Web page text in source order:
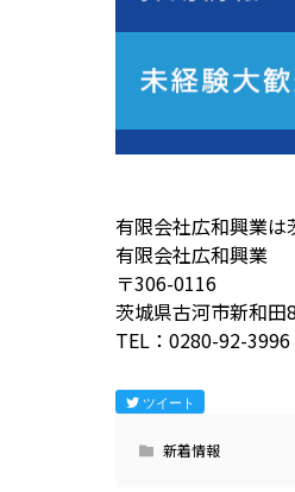
有限会社広和興業
有限会社広和興業
〒306-0116
茨城県古河市新和田
TEL：0280-92-
ツイート
新着情報